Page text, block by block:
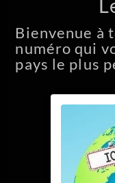
El Vuelo
Hughes De
Gubitsch/Dobri
Children`s Choir/
Allo La
Bienvenue à
numéro qui
pays le plus